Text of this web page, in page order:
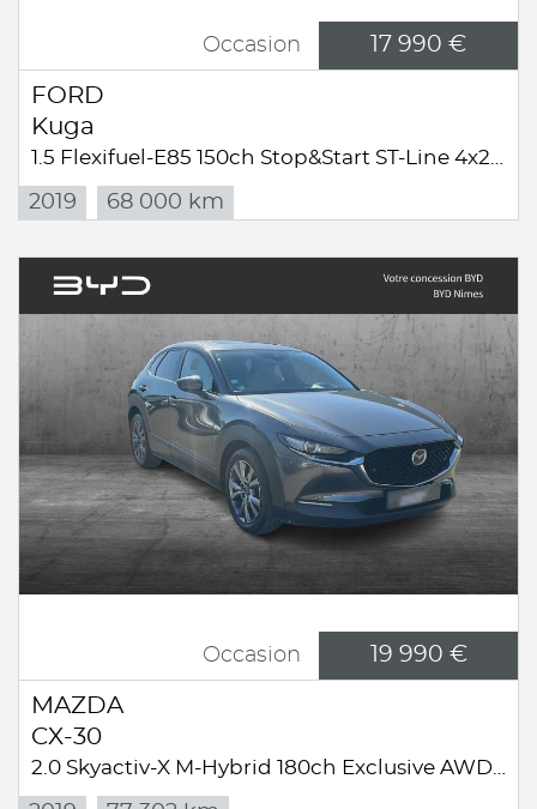
Occasion 17 990 €
FORD
Kuga
2019 68 000 km
Occasion 19 990 €
MAZDA
CX-30